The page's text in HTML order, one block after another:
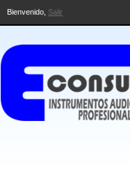
Bienvenido, Salir